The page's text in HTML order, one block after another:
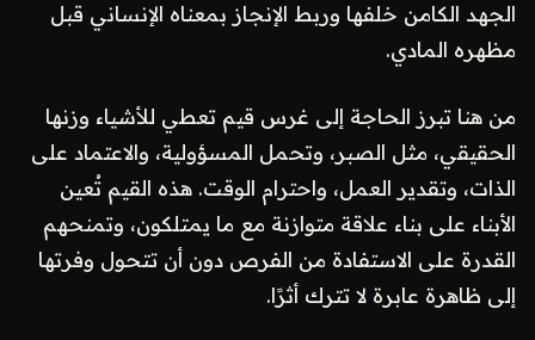
الجهد الكامن خلفها وربط الإنجاز بمعناه الإنساني قبل
مظهره المادي.
من هنا تبرز الحاجة إلى غرس قيم تعطي للأشياء وزنها
الحقيقي، مثل الصبر، وتحمل المسؤولية، والاعتماد على
الذات، وتقدير العمل، واحترام الوقت. هذه القيم تُعين
الأبناء على بناء علاقة متوازنة مع ما يمتلكون، وتمنحهم
القدرة على الاستفادة من الفرص دون أن تتحول وفرتها
إلى ظاهرة عابرة لا تترك أثرًا.